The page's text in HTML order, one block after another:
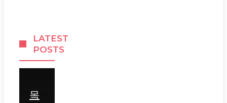
LATEST
POSTS
목